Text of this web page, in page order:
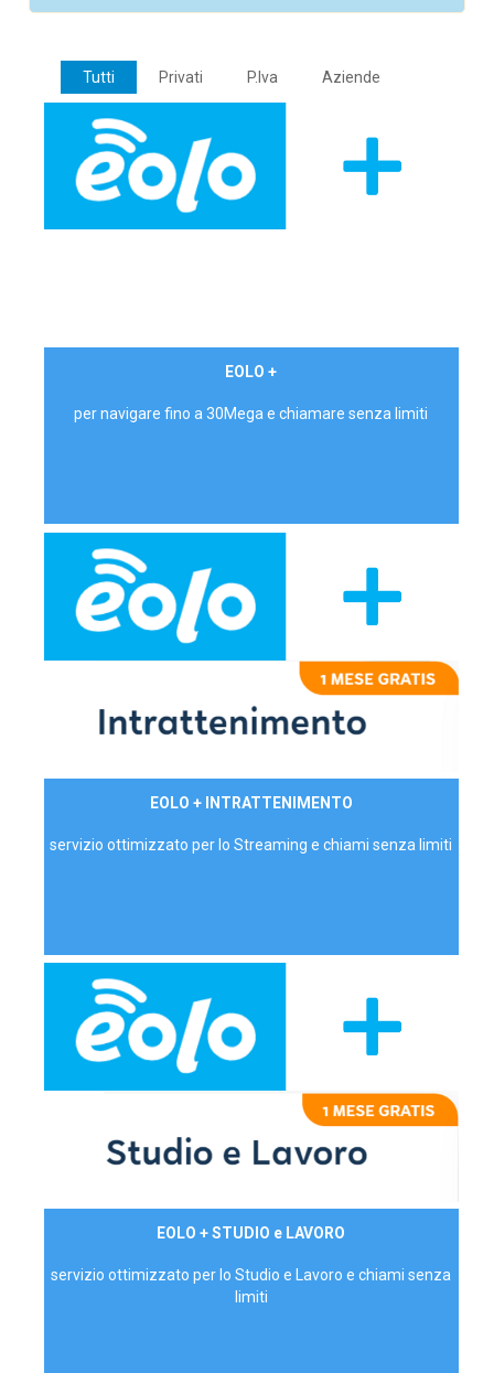
Tutti Privati P.Iva Aziende
EOLO +
per navigare fino a 30Mega e chiamare senza limiti
EOLO + INTRATTENIMENTO
servizio ottimizzato per lo Streaming e chiami senza limiti
EOLO + STUDIO e LAVORO
servizio ottimizzato per lo Studio e Lavoro e chiami senza
limiti